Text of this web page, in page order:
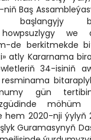
niň Baş
başlangyjy
howpsuzlygy we
de berkitmekde
atly Kararnama
34-isiniň
gün
möhüm
hem 2020-nji
Guramasynyň